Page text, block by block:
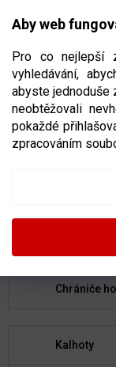
Aby web
Pro co nejlepší
vyhledávání,
abyste jednoduše
neobtěžovali
pokaždé
zpracováním
CZK
HOKEJOVÁ
Chrániče
Kalhoty